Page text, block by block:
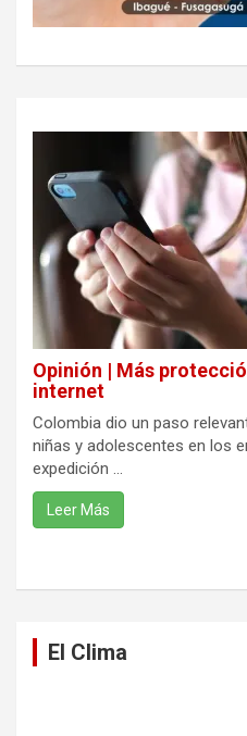
Opinión | Más
internet
Colombia dio un paso
niñas y adolescentes en los
expedición ...
Leer Más
El Clima